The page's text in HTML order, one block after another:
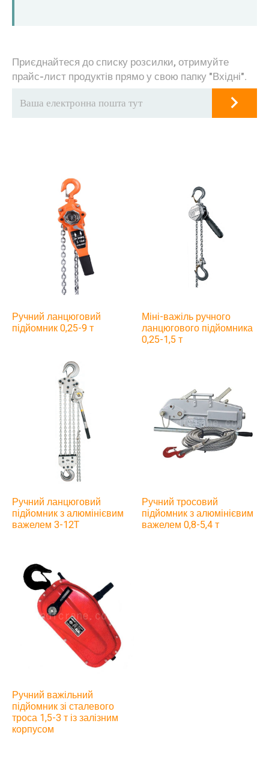
Приєднайтеся до списку розсилки, отримуйте
прайс-лист продуктів прямо у свою папку "Вхідні".
Ручний ланцюговий
підйомник 0,25-9 т
Міні-важіль ручного
ланцюгового підйомника
0,25-1,5 т
Ручний ланцюговий
підйомник з алюмінієвим
важелем 3-12T
Ручний тросовий
підйомник з алюмінієвим
важелем 0,8-5,4 т
Ручний важільний
підйомник зі сталевого
троса 1,5-3 т із залізним
корпусом